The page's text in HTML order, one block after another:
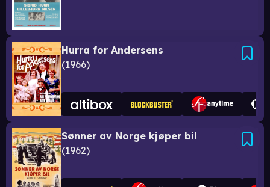
Hurra for Andersens
1966
Sønner av Norge kjøper bil
1962